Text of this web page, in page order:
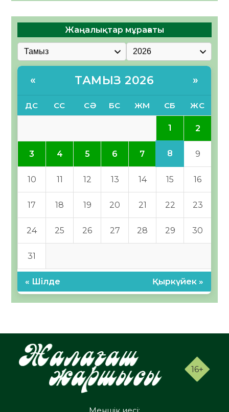
Жаңалықтар мұрағаты
« ТАМЫЗ 2026 »
ДС СС СӘ БС ЖМ СБ ЖС
1 2
3 4 5 6 7 8 9
10 11 12 13 14 15 16
17 18 19 20 21 22 23
24 25 26 27 28 29 30
31
« Шілде Қыркүйек »
16+